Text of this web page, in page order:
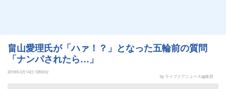
畠山愛理氏が「ハァ！？」となった五輪前の質問
「ナンパされたら…」
2019年3月14日 12時0分
by ライブドアニュース編集部